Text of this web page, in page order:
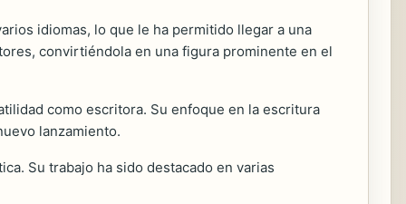
idiomas, lo que le ha permitido llegar a una
convirtiéndola en una figura prominente en el
como escritora. Su enfoque en la escritura
lanzamiento.
Su trabajo ha sido destacado en varias